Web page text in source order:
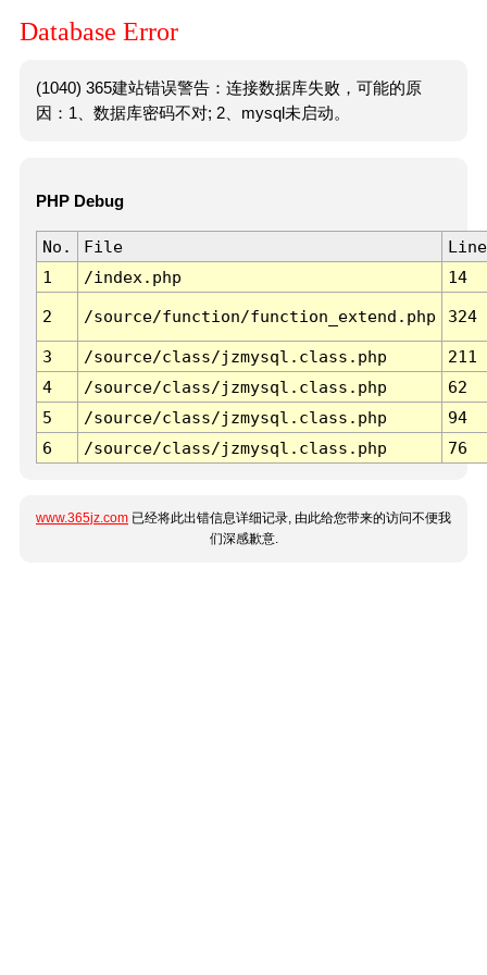
Database Error
(1040) 365建站错误警告：连接数据库失败，可能的原
因：1、数据库密码不对; 2、mysql未启动。
PHP Debug
No. File
Line
1
/index.php 14
2 /source/function/function_extend.php 324
3 /source/class/jzmysql.class.php
211
4
/source/class/jzmysql.class.php
62
5
/source/class/jzmysql.class.php
94
6
/source/class/jzmysql.class.php 76
www.365jz.com 已经将此出错信息详细记录, 由此给您带来的访问不便我
们深感歉意.